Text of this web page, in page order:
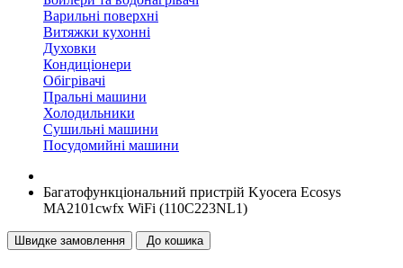
Варильні поверхні
Витяжки кухонні
Духовки
Кондиціонери
Обігрівачі
Пральні машини
Холодильники
Сушильні машини
Посудомийні машини
Багатофункціональний пристрій Kyocera Ecosys
MA2101cwfx WiFi (110C223NL1)
Швидке замовлення До кошика